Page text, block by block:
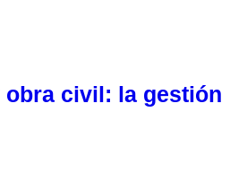
civil: la gestión